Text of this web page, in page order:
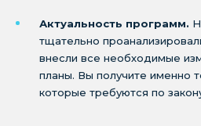
Актуальность программ.
тщательно
внесли все необходимые
планы. Вы получите именно
которые требуются по